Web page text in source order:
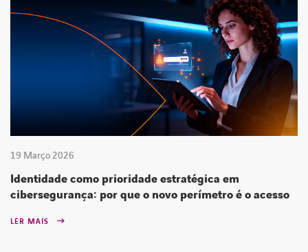
19 Março 2026
Identidade como prioridade estratégica em
cibersegurança: por que o novo perímetro é o acesso
LER MAIS